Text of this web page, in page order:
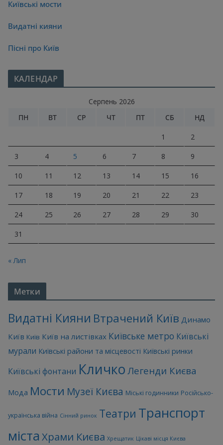
Київські мости
Видатні кияни
Пісні про Київ
КАЛЕНДАР
Серпень 2026
ПН
ВТ СР ЧТ ПТ СБ НД
1 2
3 4 5 6 7 8 9
10 11 12 13 14 15 16
17 18 19 20 21 22 23
24 25 26 27 28 29 30
31
« Лип
Метки
Видатні Кияни Втрачений Київ Динамо
Київ Київ Київ на листівках Київське метро Київські
мурали Київські райони та місцевості Київські ринки
Київські фонтани Кличко Легенди Києва
Мода Мости Музеї Києва Міські годинники Російсько-
українська війна Сінний ринок Театри Транспорт
міста Храми Києва Хрещатик Цікаві місця Києва